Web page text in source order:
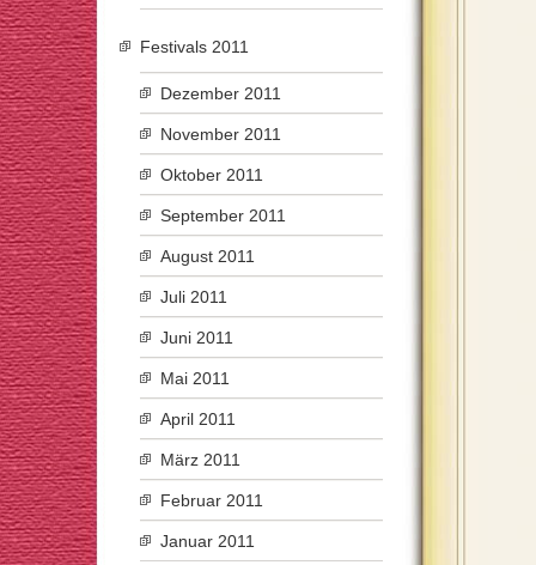
Festivals 2011
Dezember 2011
November 2011
Oktober 2011
September 2011
August 2011
Juli 2011
Juni 2011
Mai 2011
April 2011
März 2011
Februar 2011
Januar 2011